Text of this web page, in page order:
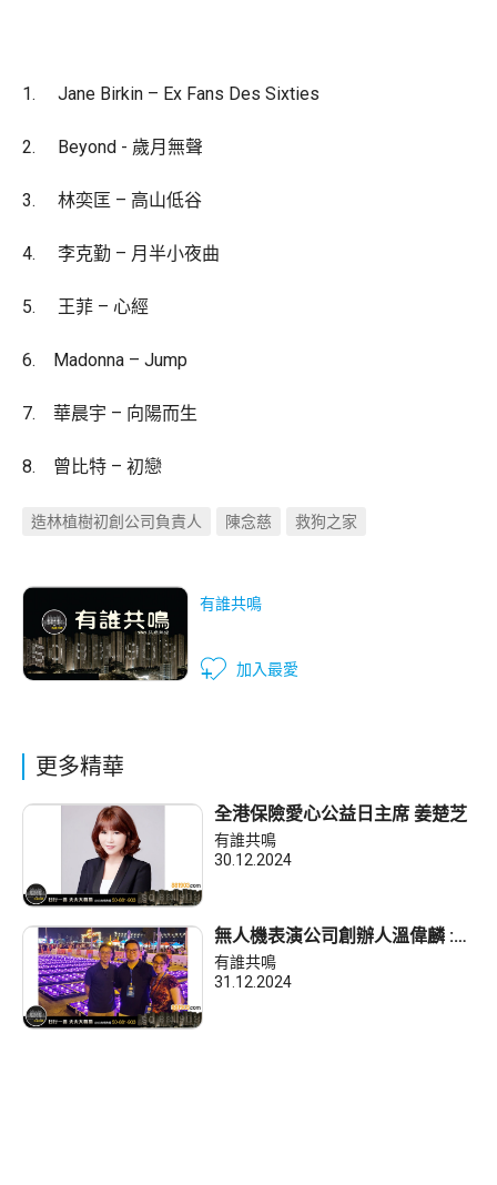
1. Jane Birkin – Ex Fans Des Sixties
2. Beyond - 歲月無聲
3. 林奕匡 – 高山低谷
4. 李克勤 – 月半小夜曲
5. 王菲 – 心經
6. Madonna – Jump
7. 華晨宇 – 向陽而生
8. 曾比特 – 初戀
造林植樹初創公司負責人 陳念慈 救狗之家
有誰共鳴
加入最愛
更多精華
全港保險愛心公益日主席 姜楚芝
有誰共鳴
30.12.2024
無人機表演公司創辦人溫偉麟 :
商業無人機表演只是起步點，不
是我的終極目標!
有誰共鳴
31.12.2024